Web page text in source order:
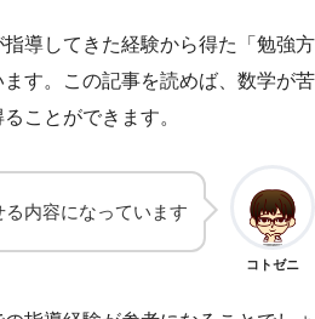
導してきた経験から得た「勉強方
す。この記事を読めば、数学が苦
ことができます。
コトゼニ
る内容になっています